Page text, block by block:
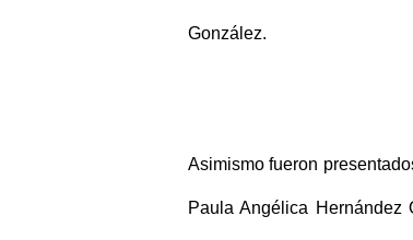
González.
Asimismo fueron
Paula Angélica